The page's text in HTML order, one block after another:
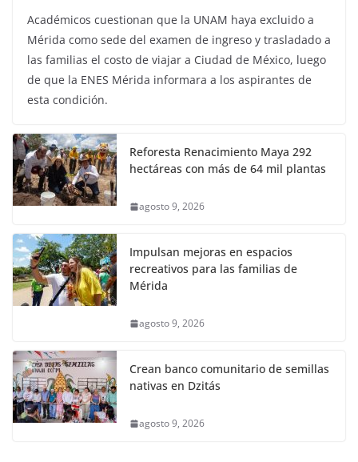
Académicos cuestionan que la UNAM haya excluido a
Mérida como sede del examen de ingreso y trasladado a
las familias el costo de viajar a Ciudad de México, luego
de que la ENES Mérida informara a los aspirantes de
esta condición.
Reforesta Renacimiento Maya 292
hectáreas con más de 64 mil plantas
agosto 9, 2026
Impulsan mejoras en espacios
recreativos para las familias de
Mérida
agosto 9, 2026
Crean banco comunitario de semillas
nativas en Dzitás
agosto 9, 2026